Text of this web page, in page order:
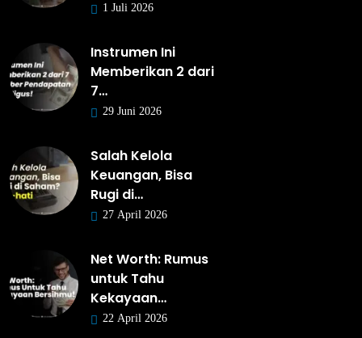
1 Juli 2026
Instrumen Ini
Memberikan 2 dari
7…
29 Juni 2026
Salah Kelola
Keuangan, Bisa
Rugi di…
27 April 2026
Net Worth: Rumus
untuk Tahu
Kekayaan…
22 April 2026